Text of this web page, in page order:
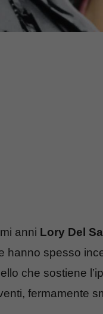
anni Lory Del
hanno spesso
che sostiene
fermamente